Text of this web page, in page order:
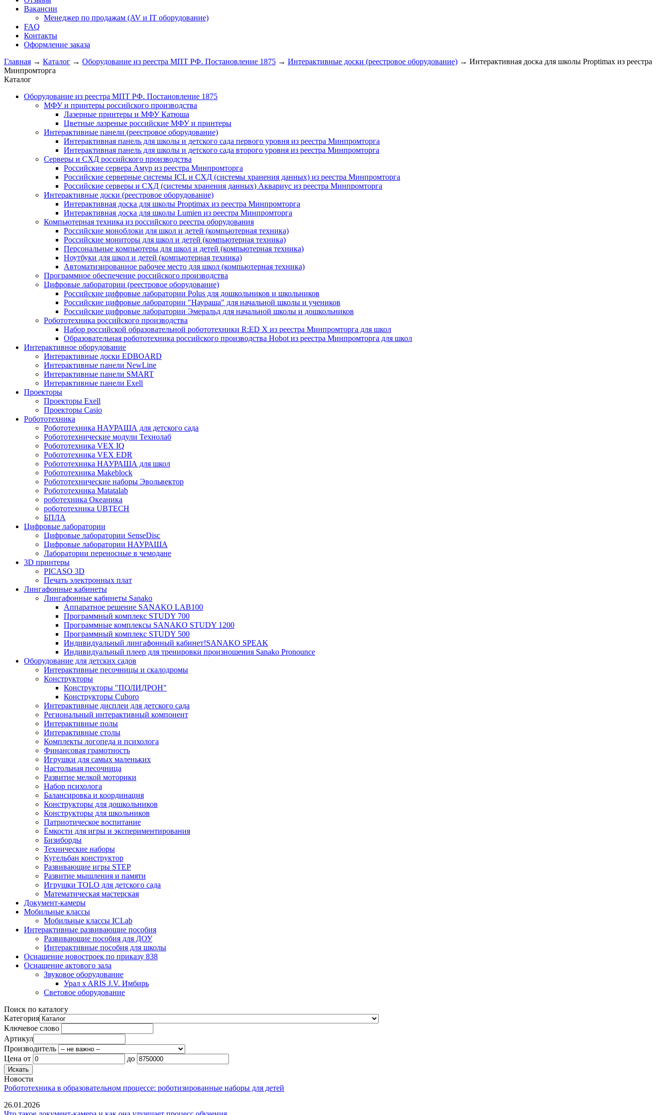
Вакансии
Менеджер по продажам (AV и IT оборудование)
FAQ
Контакты
Оформление заказа
Главная → Каталог → Оборудование из реестра МПТ РФ. Постановление 1875 → Интерактивные доски (реестровое оборудование) → Интерактивная доска для школы Proptimax из реестра
Минпромторга
Каталог
Оборудование из реестра МПТ РФ. Постановление 1875
МФУ и принтеры российского производства
Лазерные принтеры и МФУ Катюша
Цветные лазреные российские МФУ и принтеры
Интерактивные панели (реестровое оборудование)
Интерактивная панель для школы и детского сада первого уровня из реестра Минпромторга
Интерактивная панель для школы и детского сада второго уровня из реестра Минпромторга
Серверы и СХД российского производства
Российские сервера Амур из реестра Минпромторга
Российские серверные системы ICL и СХД (системы хранения данных) из реестра Минпромторга
Российские серверы и СХД (системы хранения данных) Аквариус из реестра Минпромторга
Интерактивные доски (реестровое оборудование)
Интерактивная доска для школы Proptimax из реестра Минпромторга
Интерактивная доска для школы Lumien из реестра Минпромторга
Компьютерная техника из российского реестра оборудования
Российские моноблоки для школ и детей (компьютерная техника)
Российские мониторы для школ и детей (компьютерная техника)
Персональные компьютеры для школ и детей (компьютерная техника)
Ноутбуки для школ и детей (компьютерная техника)
Автоматизированное рабочее место для школ (компьютерная техника)
Программное обеспечение российского производства
Цифровые лаборатории (реестровое оборудование)
Российские цифровые лаборатории Polus для дошкольников и школьников
Российские цифровые лаборатории "Наураша" для начальной школы и учеников
Российские цифровые лаборатории Эмеральд для начальной школы и дошкольников
Робототехника российского производства
Набор российской образовательной робототехники R:ED X из реестра Минпромторга для школ
Образовательная робототехника российского производства Hobot из реестра Минпромторга для школ
Интерактивное оборудование
Интерактивные доски EDBOARD
Интерактивные панели NewLine
Интерактивные панели SMART
Интерактивные панели Exell
Проекторы
Проекторы Exell
Проекторы Casio
Робототехника
Робототехника НАУРАША для детского сада
Робототехнические модули Технолаб
Робототехника VEX IQ
Робототехника VEX EDR
Робототехника НАУРАША для школ
Робототехника Makeblock
Робототехнические наборы Эвольвектор
Робототехника Matatalab
роботехника Океаника
робототехника UBTECH
БПЛА
Цифровые лаборатории
Цифровые лаборатории SenseDisc
Цифровые лаборатории НАУРАША
Лаборатории переносные в чемодане
3D принтеры
PICASO 3D
Печать электронных плат
Лингафонные кабинеты
Лингафонные кабинеты Sanako
Аппаратное решение SANAKO LAB100
Программный комплекс STUDY 700
Программные комплексы SANAKO STUDY 1200
Программный комплекс STUDY 500
Индивидуальный лингафонный кабинет!SANAKO SPEAK
Индивидуальный плеер для тренировки произношения Sanako Pronounce
Оборудование для детских садов
Интерактивные песочницы и скалодромы
Конструкторы
Конструкторы "ПОЛИДРОН"
Конструкторы Cuboro
Интерактивные дисплеи для детского сада
Региональный интерактивный компонент
Интерактивные полы
Интерактивные столы
Комплекты логопеда и психолога
Финансовая грамотность
Игрушки для самых маленьких
Настольная песочница
Развитие мелкой моторики
Набор психолога
Балансировка и координация
Конструкторы для дошкольников
Конструкторы для школьников
Патриотическое воспитание
Ёмкости для игры и экспериментирования
Бизиборды
Технические наборы
Кугельбан конструктор
Развивающие игры STEP
Развитие мышления и памяти
Игрушки TOLO для детского сада
Математическая мастерская
Документ-камеры
Мобильные классы
Мобильные классы ICLab
Интерактивные развивающие пособия
Развивающие пособия для ДОУ
Интерактивные пособия для школы
Оснащение новостроек по приказу 838
Оснащение актового зала
Звуковое оборудование
Урал x ARIS J.V. Имбирь
Световое оборудование
Поиск по каталогу
Категория
Ключевое слово
Артикул
Производитель
Цена от до
Новости
Робототехника в образовательном процессе: роботизированные наборы для детей
26.01.2026